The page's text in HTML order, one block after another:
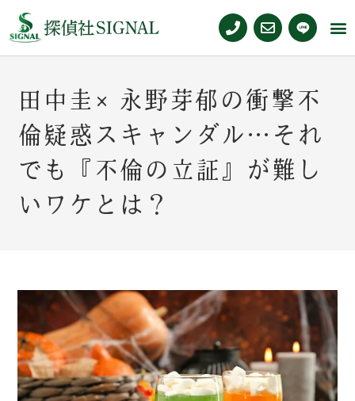
田中圭×永野芽郁の衝撃不
倫疑惑スキャンダル…それ
でも『不倫の立証』が難し
いワケとは？